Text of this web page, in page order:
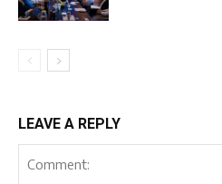
LEAVE A REPLY